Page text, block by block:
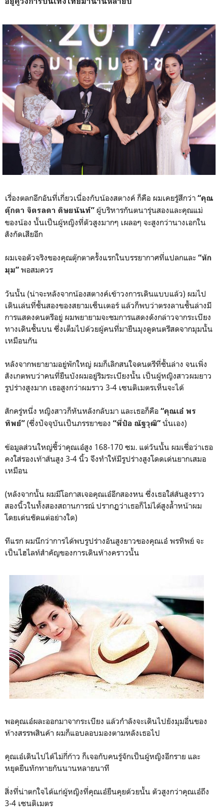
เรื่องตลกอีกอันที่เกี่ยวเนื่องกับน้องสตางค์ ก็คือ ผมเคยรู้สึกว่า “คุณ
ตุ๊กตา จิตรลดา ดิษยนันท์” ผู้บริหารกันตนารุ่นสองและคุณแม่
ของน้อง นั้นเป็นผู้หญิงที่ตัวสูงมากๆ เผลอๆ จะสูงกว่านางเอกใน
สังกัดเสียอีก
ผมเจอตัวจริงของคุณตุ๊กตาครั้งแรกในบรรยากาศที่แปลกและ “หัก
มุม” พอสมควร
วันนั้น (น่าจะหลังจากน้องสตางค์เข้าวงการเดินแบบแล้ว) ผมไป
เดินเล่นที่ชั้นสองของสยามเซ็นเตอร์ แล้วก็พบว่าตรงลานชั้นล่างมี
การแสดงดนตรีอยู่ ผมพยายามจะชมการแสดงดังกล่าวจากระเบียง
ทางเดินชั้นบน ซึ่งเต็มไปด้วยผู้คนที่มายืนมุงดูดนตรีสดจากมุมนั้น
เหมือนกัน
หลังจากพยายามอยู่พักใหญ่ ผมก็เลิกสนใจดนตรีที่ชั้นล่าง จนเพิ่ง
สังเกตพบว่าคนที่ยืนบังผมอยู่ริมระเบียงนั้น เป็นผู้หญิงสาวผมยาว
รูปร่างสูงมาก เธอสูงกว่าผมราว 3-4 เซนติเมตรเห็นจะได้
สักครู่หนึ่ง หญิงสาวก็หันหลังกลับมา และเธอก็คือ “คุณเอ๋ พร
ทิพย์” (ซึ่งปัจจุบันเป็นภรรยาของ “พี่ป๋อ ณัฐวุฒิ” นั่นเอง)
ข้อมูลส่วนใหญ่ชี้ว่าคุณเอ๋สูง 168-170 ซม. แต่วันนั้น ผมเชื่อว่าเธอ
คงใส่รองเท้าส้นสูง 3-4 นิ้ว จึงทำให้มีรูปร่างสูงโดดเด่นยากเสมอ
เหมือน
(หลังจากนั้น ผมมีโอกาสเจอคุณเอ๋อีกสองหน ซึ่งเธอใส่ส้นสูงราว
สองนิ้วในทั้งสองสถานการณ์ ปรากฏว่าเธอก็ไม่ได้สูงล้ำหน้าผม
โดยเด่นชัดแต่อย่างใด)
ทีแรก ผมนึกว่าการได้พบรูปร่างอันสูงยาวของคุณเอ๋ พรทิพย์ จะ
เป็นไฮไลท์สำคัญของการเดินห้างคราวนั้น
พอคุณเอ๋ผละออกมาจากระเบียง แล้วกำลังจะเดินไปยังมุมอื่นของ
ห้างสรรพสินค้า ผมก็แอบลอบมองตามหลังเธอไป
คุณเอ๋เดินไปได้ไม่กี่ก้าว ก็เจอกับคนรู้จักเป็นผู้หญิงอีกราย และ
หยุดยืนทักทายกันนานหลายนาที
สิ่งที่น่าตกใจได้แก่ผู้หญิงที่คุณเอ๋ยืนคุยด้วยนั้น ตัวสูงกว่าคุณเอ๋ถึง
3-4 เซนติเมตร